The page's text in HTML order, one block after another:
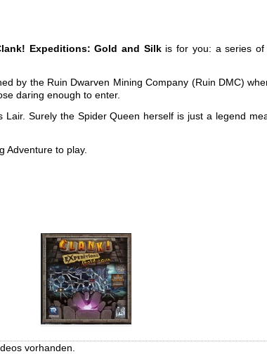
Expeditions: Gold and Silkis for you: a series of
by the Ruin Dwarven Mining Company (Ruin DMC)
daring enough to enter.
Surely the Spider Queen herself is just a legend
Adventure to play.
vorhanden.